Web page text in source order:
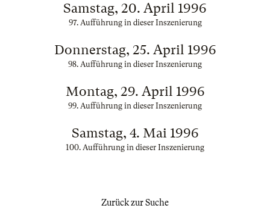
Samstag, 20. April 1996
97. Aufführung in dieser Inszenierung
Donnerstag, 25. April 1996
98. Aufführung in dieser Inszenierung
Montag, 29. April 1996
99. Aufführung in dieser Inszenierung
Samstag, 4. Mai 1996
100. Aufführung in dieser Inszenierung
Zurück zur Suche